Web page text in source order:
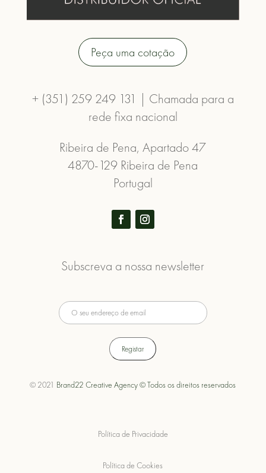
Peça uma cotação
+ (351) 259 249 131 | Chamada para a
rede fixa nacional
Ribeira de Pena, Apartado 47
4870-129 Ribeira de Pena
Portugal
Subscreva a nossa newsletter
© 2021 Brand22 Creative Agency © Todos os direitos reservados
Política de Privacidade
Política de Cookies